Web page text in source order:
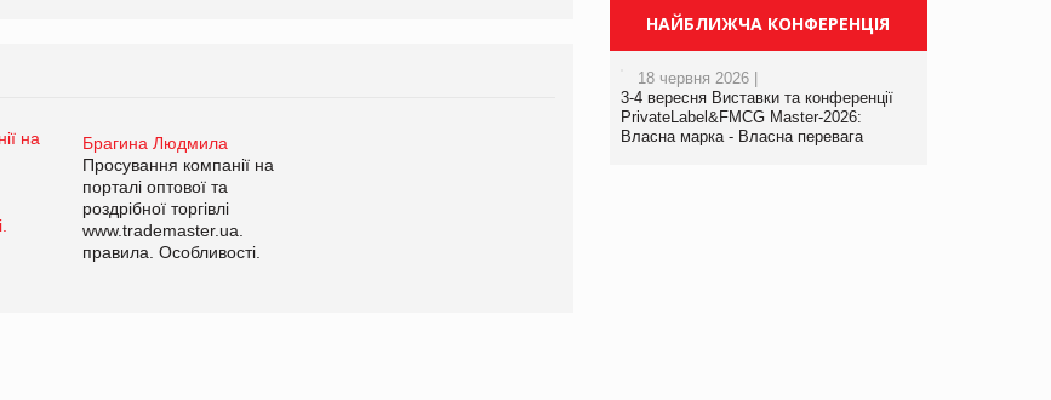
Брагина Людмила
Просування компанії на
порталі оптової та
роздрібної торгівлі
www.trademaster.ua.
правила. Особливості.
Брагина Людмила
НАЙБЛИЖЧА КОНФЕРЕНЦІЯ
18 червня 2026 |
3-4 вересня Виставки та конференції
PrivateLabel&FMCG Master-2026:
Власна марка - Власна перевага